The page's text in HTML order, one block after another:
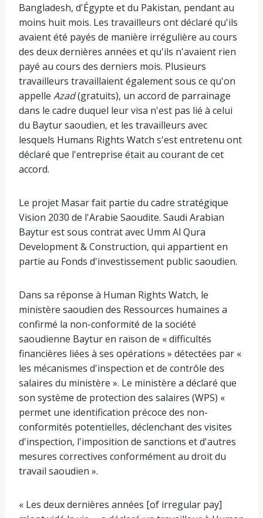
Bangladesh, d'Égypte et du Pakistan, pendant au
moins huit mois. Les travailleurs ont déclaré qu'ils
avaient été payés de manière irrégulière au cours
des deux dernières années et qu'ils n'avaient rien
payé au cours des derniers mois. Plusieurs
travailleurs travaillaient également sous ce qu'on
appelle Azad(gratuits), un accord de parrainage
dans le cadre duquel leur visa n'est pas lié à celui
du Baytur saoudien, et les travailleurs avec
lesquels Humans Rights Watch s'est entretenu ont
déclaré que l'entreprise était au courant de cet
accord.
Le projet Masar fait partie du cadre stratégique
Vision 2030 de l'Arabie Saoudite. Saudi Arabian
Baytur est sous contrat avec Umm Al Qura
Development & Construction, qui appartient en
partie au Fonds d'investissement public saoudien.
Dans sa réponse à Human Rights Watch, le
ministère saoudien des Ressources humaines a
confirmé la non-conformité de la société
saoudienne Baytur en raison de « difficultés
financières liées à ses opérations » détectées par «
les mécanismes d'inspection et de contrôle des
salaires du ministère ». Le ministère a déclaré que
son système de protection des salaires (WPS) «
permet une identification précoce des non-
conformités potentielles, déclenchant des visites
d'inspection, l'imposition de sanctions et d'autres
mesures correctives conformément au droit du
travail saoudien ».
« Les deux dernières années [of irregular pay]